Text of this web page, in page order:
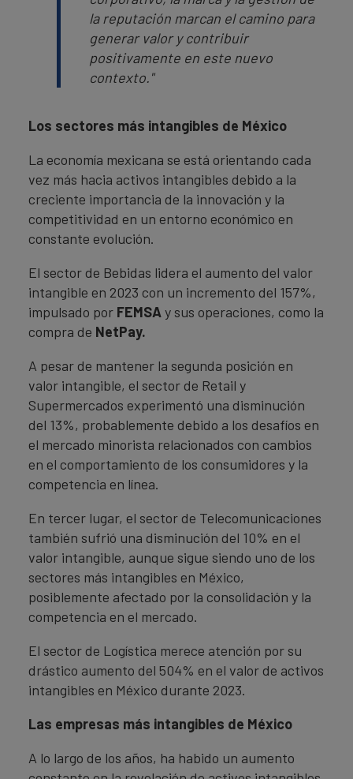
la reputación marcan el camino para
generar valor y contribuir
positivamente en este nuevo
contexto."
Los sectores más intangibles de México
La economía mexicana se está orientando cada
vez más hacia activos intangibles debido a la
creciente importancia de la innovación y la
competitividad en un entorno económico en
constante evolución.
El sector de Bebidas lidera el aumento del valor
intangible en 2023 con un incremento del 157%,
impulsado por FEMSA y sus operaciones, como la
compra de NetPay.
A pesar de mantener la segunda posición en
valor intangible, el sector de Retail y
Supermercados experimentó una disminución
del 13%, probablemente debido a los desafíos en
el mercado minorista relacionados con cambios
en el comportamiento de los consumidores y la
competencia en línea.
En tercer lugar, el sector de Telecomunicaciones
también sufrió una disminución del 10% en el
valor intangible, aunque sigue siendo uno de los
sectores más intangibles en México,
posiblemente afectado por la consolidación y la
competencia en el mercado.
El sector de Logística merece atención por su
drástico aumento del 504% en el valor de activos
intangibles en México durante 2023.
Las empresas más intangibles de México
A lo largo de los años, ha habido un aumento